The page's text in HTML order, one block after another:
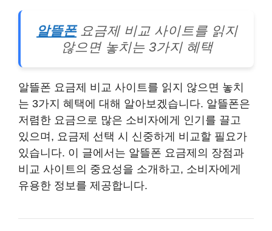
알뜰폰요금제 비교 사이트를 읽지
않으면 놓치는 3가지 혜택
알뜰폰 요금제 비교 사이트를 읽지 않으면 놓치
는 3가지 혜택에 대해 알아보겠습니다. 알뜰폰은
저렴한 요금으로 많은 소비자에게 인기를 끌고
있으며, 요금제 선택 시 신중하게 비교할 필요가
있습니다. 이 글에서는 알뜰폰 요금제의 장점과
비교 사이트의 중요성을 소개하고, 소비자에게
유용한 정보를 제공합니다.